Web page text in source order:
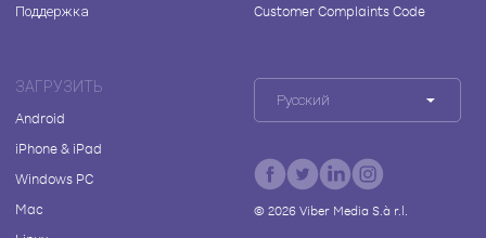
Поддержка
Customer Complaints Code
ЗАГРУЗИТЬ
Android
iPhone & iPad
Windows PC
Mac
Русский
© 2026Viber Media S.à r.l.